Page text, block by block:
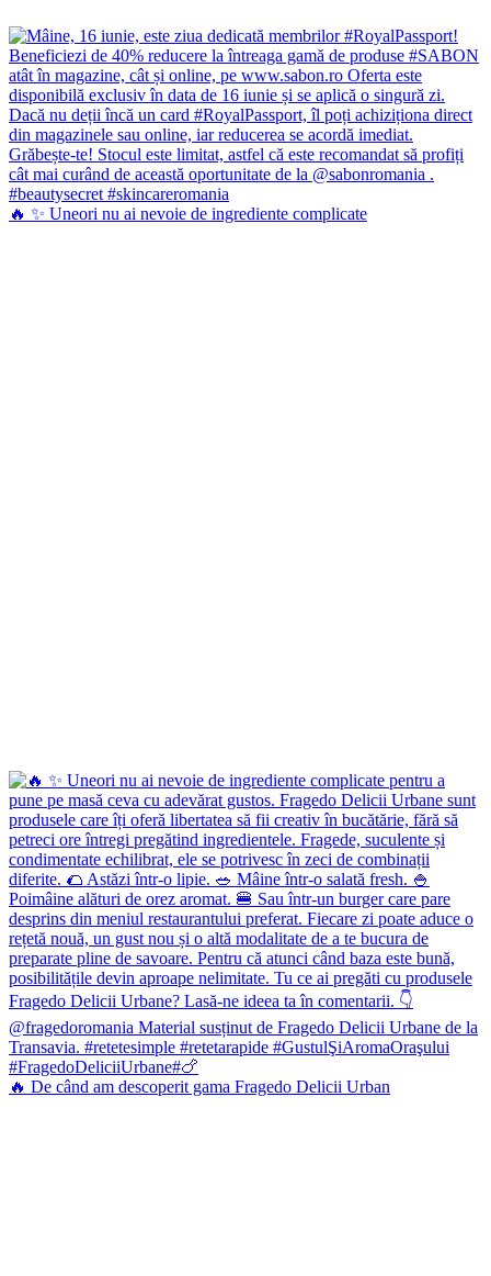
🔥 ✨ Uneori nu ai nevoie de ingrediente complicate
🔥 De când am descoperit gama Fragedo Delicii Urban